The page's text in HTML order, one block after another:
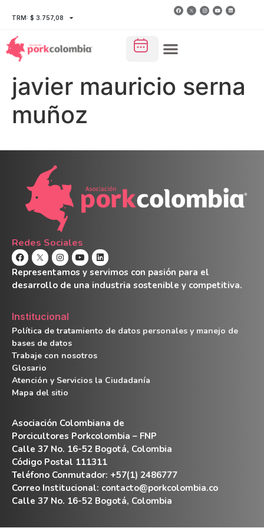
TRM: $ 3.757,08
javier mauricio serna
muñoz
Redes Sociales
Representamos y servimos con pasión para el
desarrollo de una industria sostenible y competitiva.
Institucional
Política de tratamiento de datos personales y manejo de
bases de datos
Trabaje con nosotros
Glosario
Atención y Servicios la Ciudadanía
Mapa del sitio
Asociación Colombiana de
Porcicultores Porkcolombia – FNP
Calle 37 No. 16-52 Bogotá, Colombia
Código Postal 111311
Teléfono Conmutador: +57(1) 2486777
Correo Institucional: contacto@porkcolombia.co
Calle 37 No. 16-52 Bogotá, Colombia